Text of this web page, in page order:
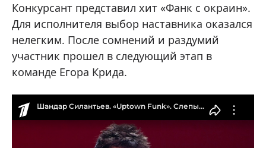
Конкурсант представил хит «Фанк с окраин».
Для исполнителя выбор наставника оказался
нелегким. После сомнений и раздумий
участник прошел в следующий этап в
команде Егора Крида.